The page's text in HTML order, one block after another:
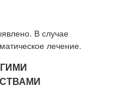
В случае
лечение.